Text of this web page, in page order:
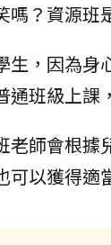
嗎？資源班
生，因為身
通班級上課
老師會根據
可以獲得適